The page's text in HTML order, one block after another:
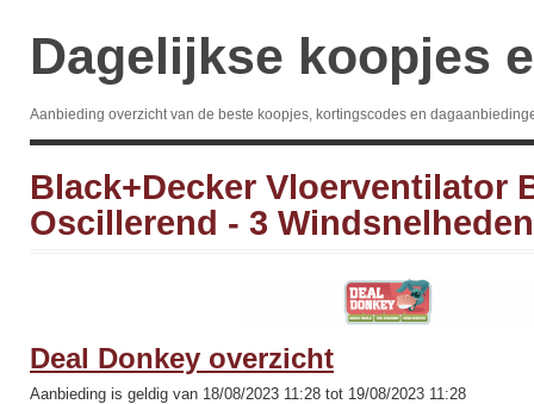
Dagelijkse koopjes
Aanbieding overzicht van de beste koopjes, kortingscodes en
Black+Decker Vloerventilator
Oscillerend - 3
Deal Donkey overzicht
Aanbieding is geldig van 18/08/2023 11:28 tot 19/08/2023 11:28